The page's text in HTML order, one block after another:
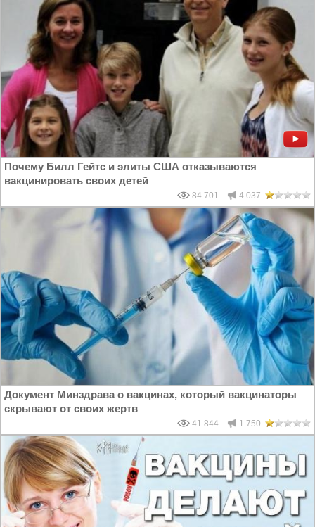
Почему Билл Гейтс и элиты США отказываются
вакцинировать своих детей
84 701 4 037
Документ Минздрава о вакцинах, который вакцинаторы
скрывают от своих жертв
41 844 1 750